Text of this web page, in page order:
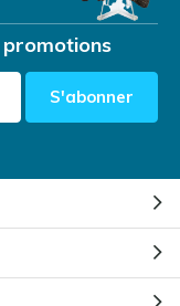
promotions
S'abonner